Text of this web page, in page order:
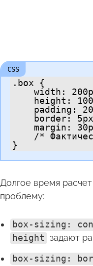
.box {
width:
height:
padding:
border:
margin:
/*
}
Долгое время
проблему:
box-sizing:
height задают
box-sizing: